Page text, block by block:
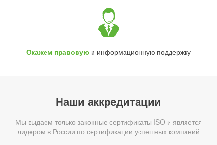
Окажем правовую и информационную поддержку
Наши аккредитации
Мы выдаем только законные сертификаты ISO и является
лидером в России по сертификации успешных компаний